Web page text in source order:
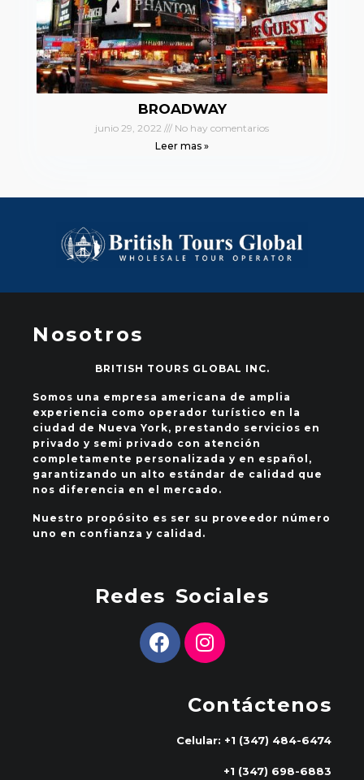
BROADWAY
junio 29, 2022
No hay comentarios
Leer mas »
Nosotros
BRITISH TOURS GLOBAL INC.
Somos una empresa americana de amplia
experiencia como operador turístico en la
ciudad de Nueva York, prestando servicios en
privado y semi privado con atención
completamente personalizada y en español,
garantizando un alto estándar de calidad que
nos diferencia en el mercado.
Nuestro propósito es ser su proveedor número
uno en confianza y calidad.
Redes Sociales
Contáctenos
Celular: +1 (347) 484-6474
+1 (347) 698-6883